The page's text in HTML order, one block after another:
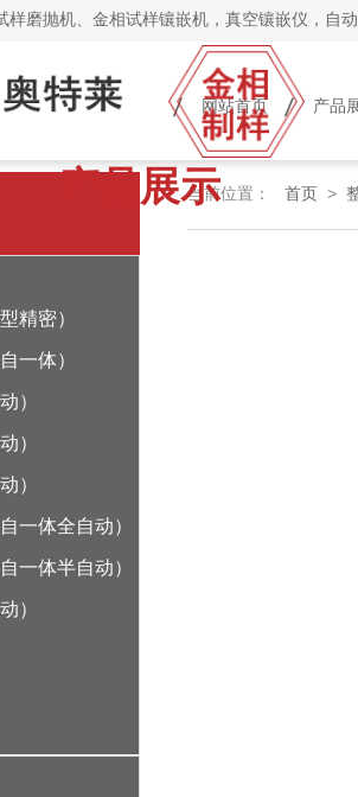
样磨抛机、金相试样镶嵌机，真空镶嵌仪，自
网站首页 产品
产品展示
精密）
一体）
）
）
）
一体全自动）
一体半自动）
）
当前位置： 首页 >